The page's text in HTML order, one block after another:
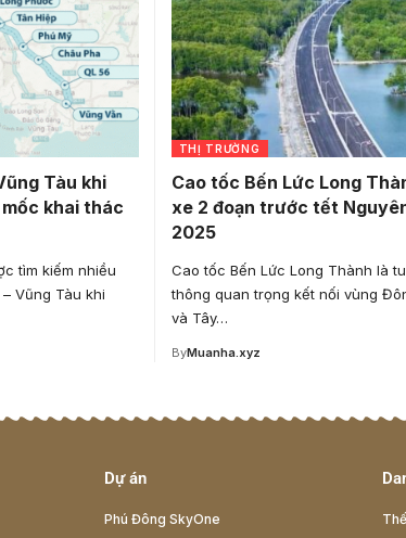
Tàu khi
khai thác
tìm kiếm nhiều
Vũng Tàu khi
THỊ TRƯỜNG
Cao tốc Bến Lức Long
xe 2 đoạn trước tết
2025
Cao tốc Bến Lức Long Thành là
thông quan trọng kết nối vùng
và Tây…
ByMuanha.xyz
Dự án
Phú Đông SkyOne